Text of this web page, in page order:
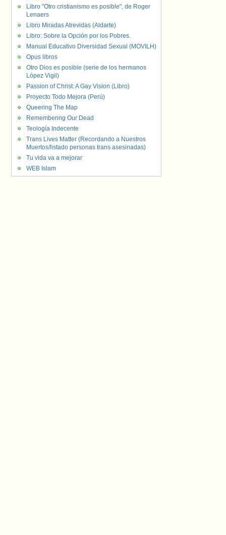
Libro "Otro cristianismo es posible", de Roger
Lenaers
Libro Miradas Atrevidas (Aldarte)
Libro: Sobre la Opción por los Pobres.
Manual Educativo Diversidad Sexual (MOVILH)
Opus libros
Otro Dios es posible (serie de los hermanos
López Vigil)
Passion of Christ: A Gay Vision (Libro)
Proyecto Todo Mejora (Perú)
Queering The Map
Remembering Our Dead
Teología Indecente
Trans Lives Matter (Recordando a Nuestros
Muertos/listado personas trans asesinadas)
Tu vida va a mejorar
WEB Islam